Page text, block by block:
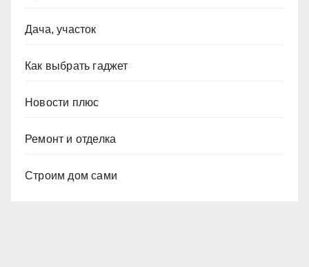
Дача, участок
Как выбрать гаджет
Новости плюс
Ремонт и отделка
Строим дом сами